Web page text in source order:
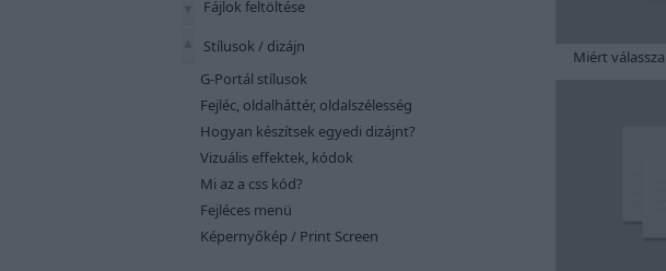
Fájlok feltöltése
Stílusok / dizájn
G-Portál stílusok
Fejléc, oldalháttér, oldalszélesség
Hogyan készítsek egyedi dizájnt?
Vizuális effektek, kódok
Mi az a css kód?
Fejléces menü
Képernyőkép / Print Screen
Miért